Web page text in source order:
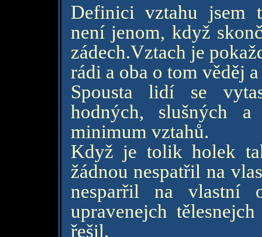
Definici vztahu jsem
není jenom, když
zádech.Vztach je
rádi a oba o tom věděj
Spousta lidí se
hodných, slušných
minimum vztahů.
Když je tolik holek
žádnou nespatřil na
nesparřil na vlastní
upravenejch
řešil.